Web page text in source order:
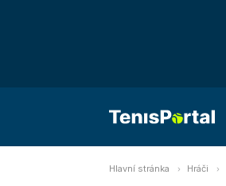
Hlavní stránka Hráči